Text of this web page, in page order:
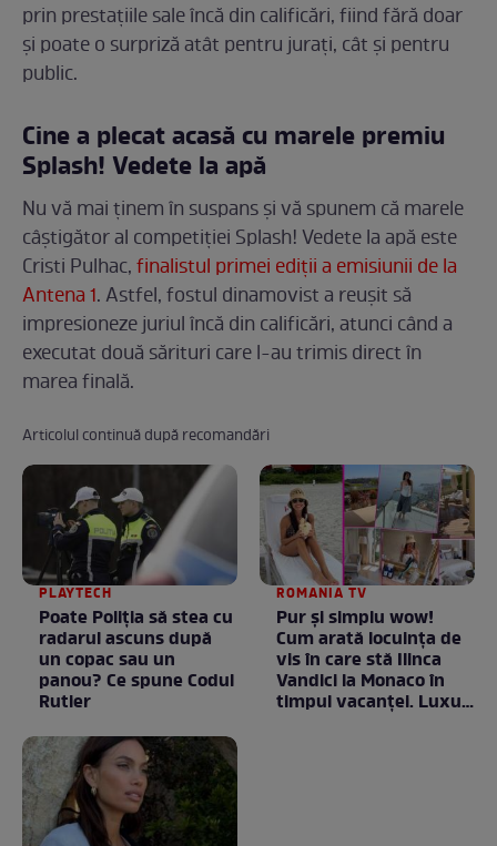
prin prestațiile sale încă din calificări, fiind fără doar
și poate o surpriză atât pentru jurați, cât și pentru
public.
Cine a plecat acasă cu marele premiu
Splash! Vedete la apă
Nu vă mai ținem în suspans și vă spunem că marele
câștigător al competiției Splash! Vedete la apă este
Cristi Pulhac,finalistul primei ediții a emisiunii de la
Antena 1. Astfel, fostul dinamovist a reușit să
impresioneze juriul încă din calificări, atunci când a
executat două sărituri care l-au trimis direct în
marea finală.
Articolul continuă după recomandări
PLAYTECH
Poate Poliția să stea cu
radarul ascuns după
un copac sau un
panou? Ce spune Codul
Rutier
ROMANIA TV
Pur și simplu wow!
Cum arată locuința de
vis în care stă Ilinca
Vandici la Monaco în
timpul vacanței. Luxul